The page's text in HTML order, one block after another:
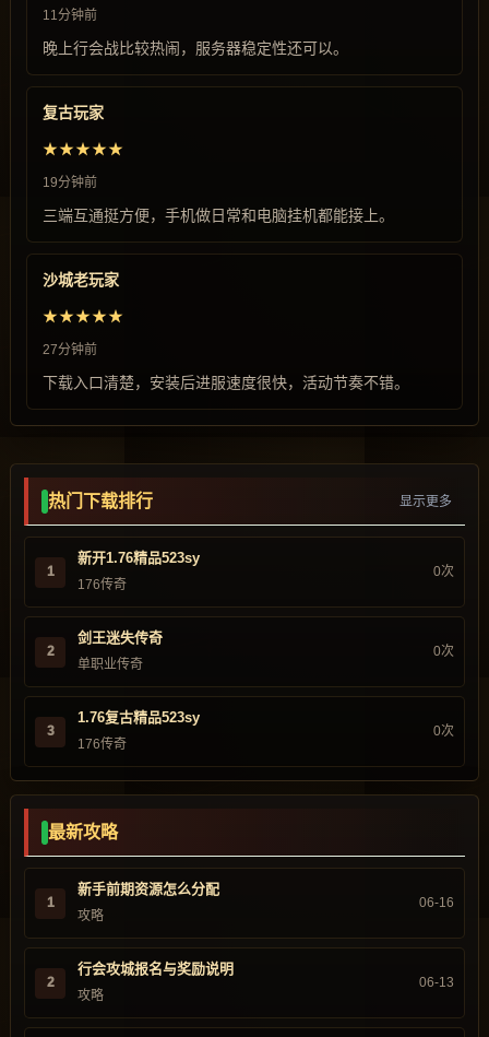
11分钟前
晚上行会战比较热闹，服务器稳定性还可以。
复古玩家
★★★★★
19分钟前
三端互通挺方便，手机做日常和电脑挂机都能接上。
沙城老玩家
★★★★★
27分钟前
下载入口清楚，安装后进服速度很快，活动节奏不错。
热门下载排行 显示更多
1
新开1.76精品523sy
176传奇
0次
2
剑王迷失传奇
单职业传奇
0次
3
1.76复古精品523sy
176传奇
0次
最新攻略
1
新手前期资源怎么分配
攻略
06-16
2
行会攻城报名与奖励说明
攻略
06-13